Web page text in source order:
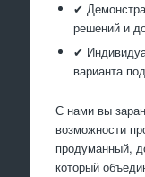
✔
решений и
✔
варианта
С нами вы
возможности
продуманный,
который